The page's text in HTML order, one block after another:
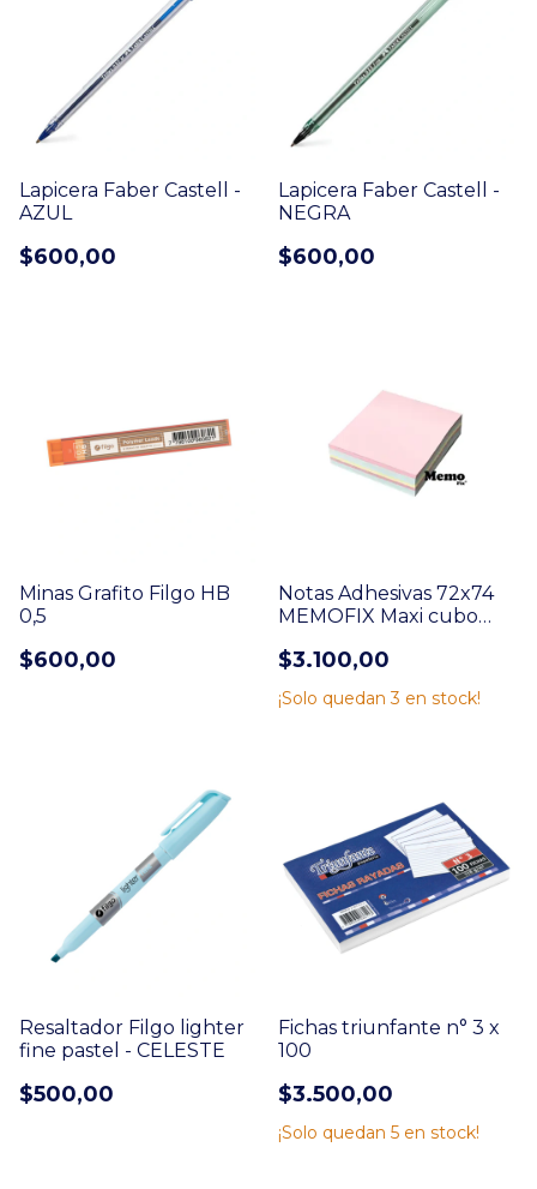
Lapicera Faber Castell -
AZUL
$600,00
Lapicera Faber Castell -
NEGRA
$600,00
Minas Grafito Filgo HB
0,5
$600,00
Notas Adhesivas 72x74
MEMOFIX Maxi cubo
$3.100,00
¡Solo quedan3 en stock!
Resaltador Filgo lighter
fine pastel - CELESTE
$500,00
Fichas triunfante n° 3 x
100
$3.500,00
¡Solo quedan 5 en stock!